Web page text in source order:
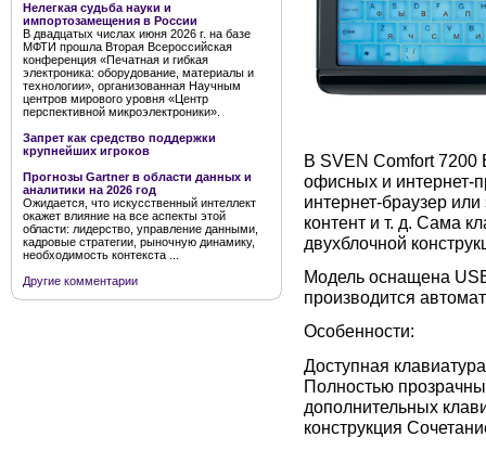
Нелегкая судьба науки и
импортозамещения в России
В двадцатых числах июня 2026 г. на базе
МФТИ прошла Вторая Всероссийская
конференция «Печатная и гибкая
электроника: оборудование, материалы и
технологии», организованная Научным
центров мирового уровня «Центр
перспективной микроэлектроники».
Запрет как средство поддержки
крупнейших игроков
Прогнозы Gartner в области данных и
аналитики на 2026 год
Ожидается, что искусственный интеллект
окажет влияние на все аспекты этой
области: лидерство, управление данными,
кадровые стратегии, рыночную динамику,
необходимость контекста ...
Другие комментарии
В SVEN Comfort 7200
офисных и интернет-
интернет-браузер
контент и т. д. Сама
двухблочной
Модель оснащена
производится
Особенности:
Доступная
Полностью
дополнительных
конструкция